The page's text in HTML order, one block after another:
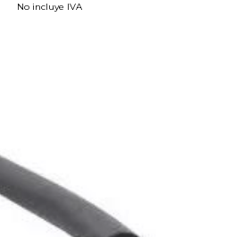
No incluye IVA